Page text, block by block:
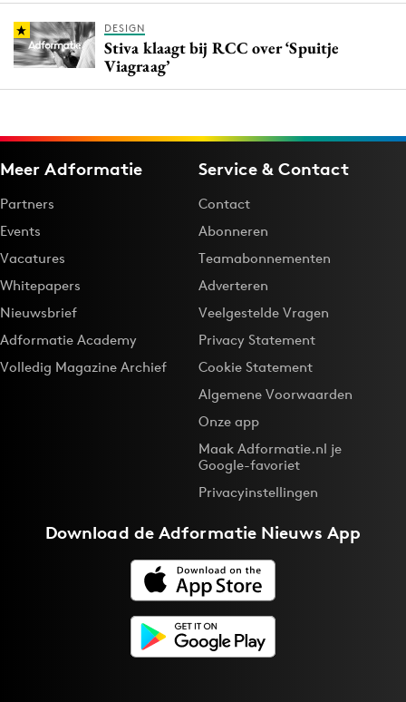
DESIGN
Stiva klaagt bij RCC over ‘Spuitje
Viagraag’
Meer Adformatie
Partners
Events
Vacatures
Whitepapers
Nieuwsbrief
Adformatie Academy
Volledig Magazine Archief
Service & Contact
Contact
Abonneren
Teamabonnementen
Adverteren
Veelgestelde Vragen
Privacy Statement
Cookie Statement
Algemene Voorwaarden
Onze app
Maak Adformatie.nl je
Google-favoriet
Privacyinstellingen
Download deAdformatie Nieuws App